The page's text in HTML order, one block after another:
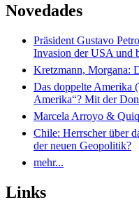
Novedades
Präsident Gustavo
Invasion der USA und
Kretzmann, Morgana:
Das doppelte Amerika
Amerika“? Mit der
Marcela Arroyo &
Chile: Herrscher über
der neuen Geopolitik?
mehr...
Links